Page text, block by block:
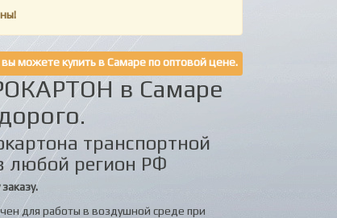
можете купить в Самаре по оптовой цене.
в Самаре
транспортной
любой регион РФ
для работы в воздушной среде при